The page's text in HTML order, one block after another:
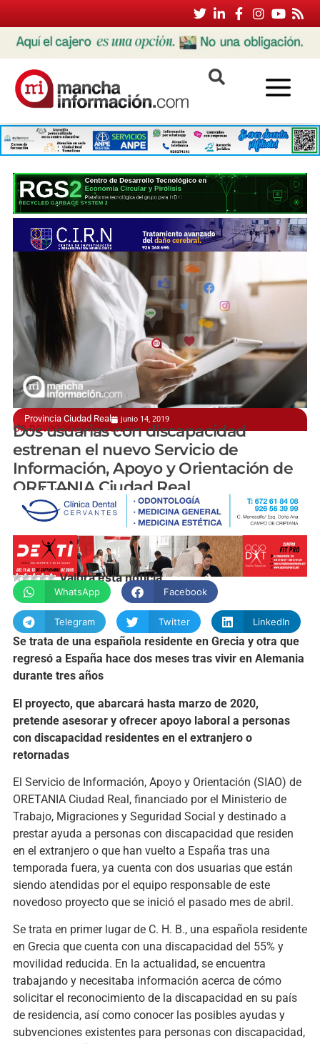
Provincia Ciudad Real junio 14, 2019
Un novedoso proyecto
Dos usuarias con discapacidad
estrenan el nuevo Servicio de
Información, Apoyo y Orientación de
ORETANIA Ciudad Real
manchainformacion.com
Valora esta noticia
WhatsApp Facebook
Telegram Twitter LinkedIn
Se trata de una española residente en Grecia y otra que
regresó a España hace dos meses tras vivir en Alemania
durante tres años
El proyecto, que abarcará hasta marzo de 2020,
pretende asesorar y ofrecer apoyo laboral a personas
con discapacidad residentes en el extranjero o
retornadas
El Servicio de Información, Apoyo y Orientación (SIAO) de
ORETANIA Ciudad Real, financiado por el Ministerio de
Trabajo, Migraciones y Seguridad Social y destinado a
prestar ayuda a personas con discapacidad que residen
en el extranjero o que han vuelto a España tras una
temporada fuera, ya cuenta con dos usuarias que están
siendo atendidas por el equipo responsable de este
novedoso proyecto que se inició el pasado mes de abril.
Se trata en primer lugar de C. H. B., una española residente
en Grecia que cuenta con una discapacidad del 55% y
movilidad reducida. En la actualidad, se encuentra
trabajando y necesitaba información acerca de cómo
solicitar el reconocimiento de la discapacidad en su país
de residencia, así como conocer las posibles ayudas y
subvenciones existentes para personas con discapacidad,